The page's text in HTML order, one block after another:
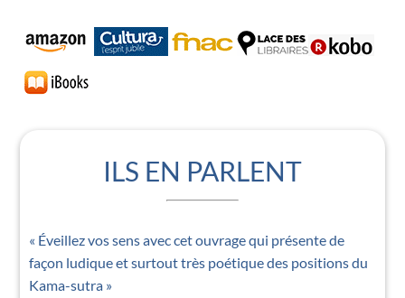
ILS EN PARLENT
« Éveillez vos sens avec cet ouvrage qui présente de
façon ludique et surtout très poétique des positions du
Kama-sutra »